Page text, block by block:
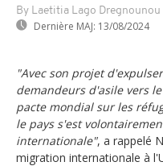
By Laetitia Lago Dregnounou
Dernière MAJ: 13/08/2024
"Avec son projet
demandeurs d'asile vers
pacte mondial sur les
le pays s'est
internationale", a rappelé
migration internationale à